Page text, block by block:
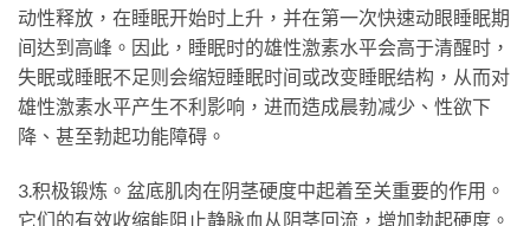
动性释放，在睡眠开始时上升，并在第一次快速动眼睡眠期
间达到高峰。因此，睡眠时的雄性激素水平会高于清醒时，
失眠或睡眠不足则会缩短睡眠时间或改变睡眠结构，从而对
雄性激素水平产生不利影响，进而造成晨勃减少、性欲下
降、甚至勃起功能障碍。
3.积极锻炼。盆底肌肉在阴茎硬度中起着至关重要的作用。
它们的有效收缩能阻止静脉血从阴茎回流，增加勃起硬度。